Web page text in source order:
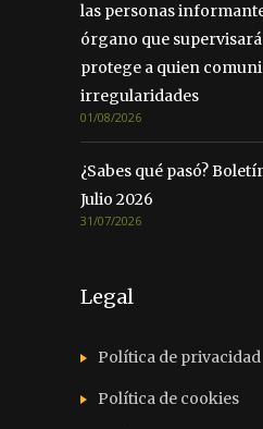
las personas
órgano que
protege a quien
irregularidades
01/08/2026
¿Sabes qué pasó?
Julio 2026
31/07/2026
Legal
Política de privacidad
Política de cookies